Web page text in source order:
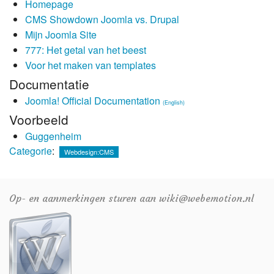
Homepage
CMS Showdown Joomla vs. Drupal
Mijn Joomla Site
777: Het getal van het beest
Voor het maken van templates
Documentatie
Joomla! Official Documentation (English)
Voorbeeld
Guggenheim
Categorie: Webdesign:CMS
Op- en aanmerkingen sturen aan wiki@webemotion.nl